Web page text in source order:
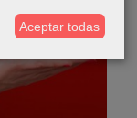
Aceptar todas